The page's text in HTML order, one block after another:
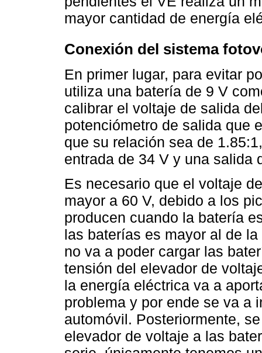
mayor cantidad de energía
Conexión del sistema
En primer lugar, para evitar
utiliza una batería de 9 V
calibrar el voltaje de salida
potenciómetro de salida que
que su relación sea de
entrada de 34 V y una salida
Es necesario que el voltaje
mayor a 60 V, debido a los
producen cuando la batería
las baterías es mayor al de
no va a poder cargar las
tensión del elevador de
la energía eléctrica va a
problema y por ende se va a
automóvil. Posteriormente,
elevador de voltaje a las